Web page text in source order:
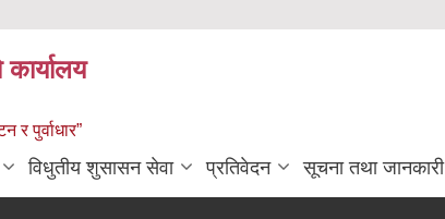
र पुर्वाधार”
विधुतीय शुसासन सेवा प्रतिवेदन सूचना तथा जानकारी